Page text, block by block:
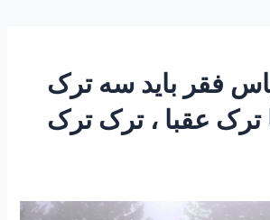
فقر باید سه ترک
ترک عقبا ، ترک ترک